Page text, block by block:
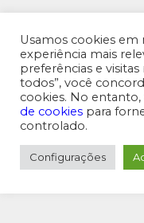
MENU SUPERIOR
Usamos cookies em
experiência mais
preferências e
todos”, você
cookies. No
de cookies para
controlado.
Configurações